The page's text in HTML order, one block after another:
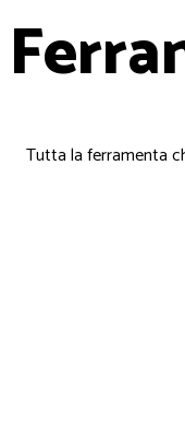
Tutta la ferramenta